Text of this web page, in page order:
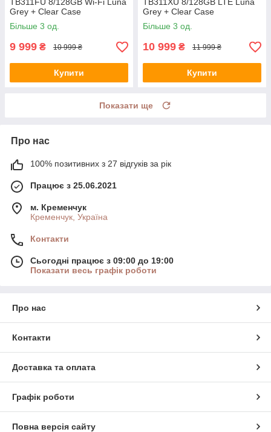
TB311FU 8/128GB Wi-Fi Luna
Grey + Clear Case
(ZAEH0195UA) UA UCRF
Більше 3 од.
9 999 ₴ 10 999 ₴
Купити
TB311XU 8/128GB LTE Luna
Grey + Clear Case
(ZAEJ0181UA) UA UCRF
Більше 3 од.
10 999 ₴ 11 999 ₴
Купити
Показати ще
Про нас
100% позитивних з 27 відгуків за рік
Працює з 25.06.2021
м. Кременчук
Кременчук, Україна
Контакти
Сьогодні працює з 09:00 до 19:00
Показати весь графік роботи
Про нас
Контакти
Доставка та оплата
Графік роботи
Повна версія сайту